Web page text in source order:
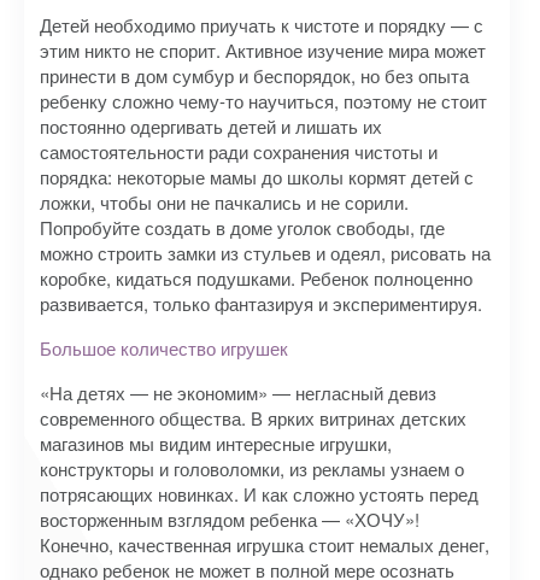
Детей необходимо приучать к чистоте и порядку — с
этим никто не спорит. Активное изучение мира может
принести в дом сумбур и беспорядок, но без опыта
ребенку сложно чему-то научиться, поэтому не стоит
постоянно одергивать детей и лишать их
самостоятельности ради сохранения чистоты и
порядка: некоторые мамы до школы кормят детей с
ложки, чтобы они не пачкались и не сорили.
Попробуйте создать в доме уголок свободы, где
можно строить замки из стульев и одеял, рисовать на
коробке, кидаться подушками. Ребенок полноценно
развивается, только фантазируя и экспериментируя.
Большое количество игрушек
«На детях — не экономим» — негласный девиз
современного общества. В ярких витринах детских
магазинов мы видим интересные игрушки,
конструкторы и головоломки, из рекламы узнаем о
потрясающих новинках. И как сложно устоять перед
восторженным взглядом ребенка — «ХОЧУ»!
Конечно, качественная игрушка стоит немалых денег,
однако ребенок не может в полной мере осознать